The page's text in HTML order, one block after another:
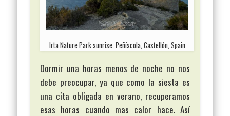
Irta Nature Park sunrise. Peñíscola, Castellón, Spain
Dormir una horas menos de noche no nos
debe preocupar, ya que como la siesta es
una cita obligada en verano, recuperamos
esas horas cuando mas calor hace. Así